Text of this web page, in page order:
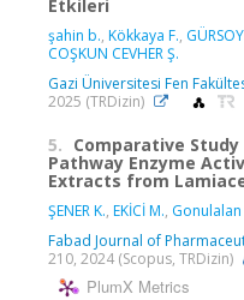
Etkileri
şahin b., Kökkaya F.,
COŞKUN CEVHER Ş.
Gazi Üniversitesi Fen
2025 (TRDizin)
5. Comparative
Pathway Enzyme
Extracts from
ŞENER K., EKİCİ M., Gonulalan
Fabad Journal of
210, 2024 (Scopus, TRDizin)
PlumX Metrics